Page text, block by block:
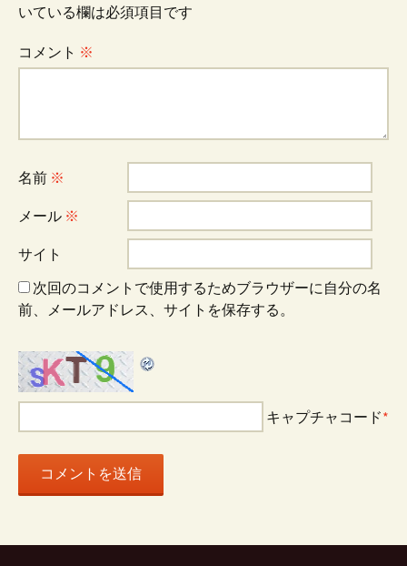
ビ
ゲ
ー
シ
ョ
ン
いている欄は必須項目です
コメント ※
名前 ※
メール ※
サイト
次回のコメントで使用するためブラウザーに自分の名
前、メールアドレス、サイトを保存する。
キャプチャコード*